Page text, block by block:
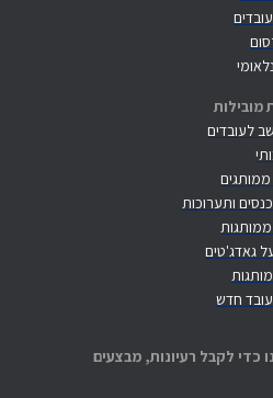
מובילות
לעובדים
ותערוכות
גאדג'טים
חדש
כדי לקבל רעיונות, מבצעים